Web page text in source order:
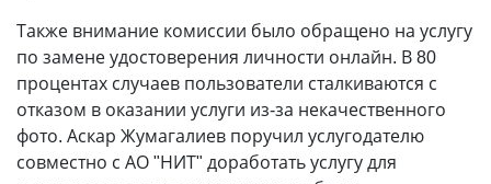
Также внимание комиссии было обращено на услугу
по замене удостоверения личности онлайн. В 80
процентах случаев пользователи сталкиваются с
отказом в оказании услуги из-за некачественного
фото. Аскар Жумагалиев поручил услугодателю
совместно с АО "НИТ" доработать услугу для